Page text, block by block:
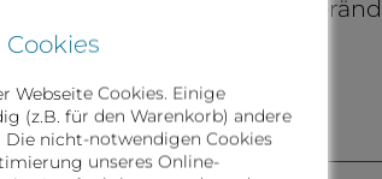
in Deinem Denken vieles
mit Dir im Reinen zu sein.
ist ganz klar
Webseite Cookies. Einige
(z.B. für den Warenkorb) andere
nicht-notwendigen Cookies
unseres Online-